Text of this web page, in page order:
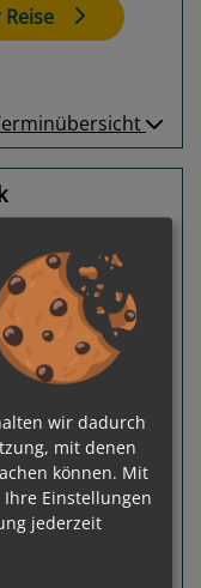
Next
wir dadurch
mit denen
können. Mit
Ihre Einstellungen
jederzeit